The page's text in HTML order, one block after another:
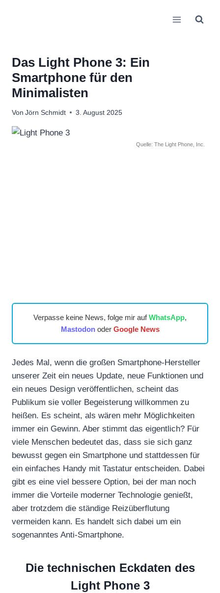
Das Light Phone 3: Ein
Smartphone für den
Minimalisten
Von Jörn Schmidt 3. August 2025
Quelle: The Light Phone, Inc.
Verpasse keine News, folge mir aufWhatsApp,
Mastodonoder Google News
Jedes Mal, wenn die großen Smartphone-Hersteller
unserer Zeit ein neues Update, neue Funktionen und
ein neues Design veröffentlichen, scheint das
Publikum sie voller Begeisterung willkommen zu
heißen. Es scheint, als wären mehr Möglichkeiten
immer ein Gewinn. Aber stimmt das eigentlich? Für
viele Menschen bedeutet das, dass sie sich ganz
bewusst gegen ein Smartphone und stattdessen für
ein einfaches Handy mit Tastatur entscheiden. Dabei
gibt es eine viel bessere Option, bei der man noch
immer die Vorteile moderner Technologie genießt,
aber trotzdem die ständige Reizüberflutung
vermeiden kann. Es handelt sich dabei um ein
sogenanntes Anti-Smartphone.
Die technischen Eckdaten des
Light Phone 3